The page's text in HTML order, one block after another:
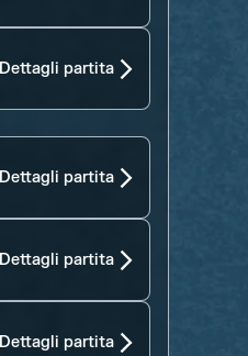
Dettagli partita
Dettagli partita
Dettagli partita
Dettagli partita